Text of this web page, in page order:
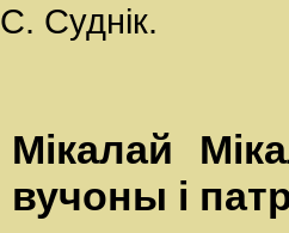
С. Суднік.
Мікалай
вучоны і